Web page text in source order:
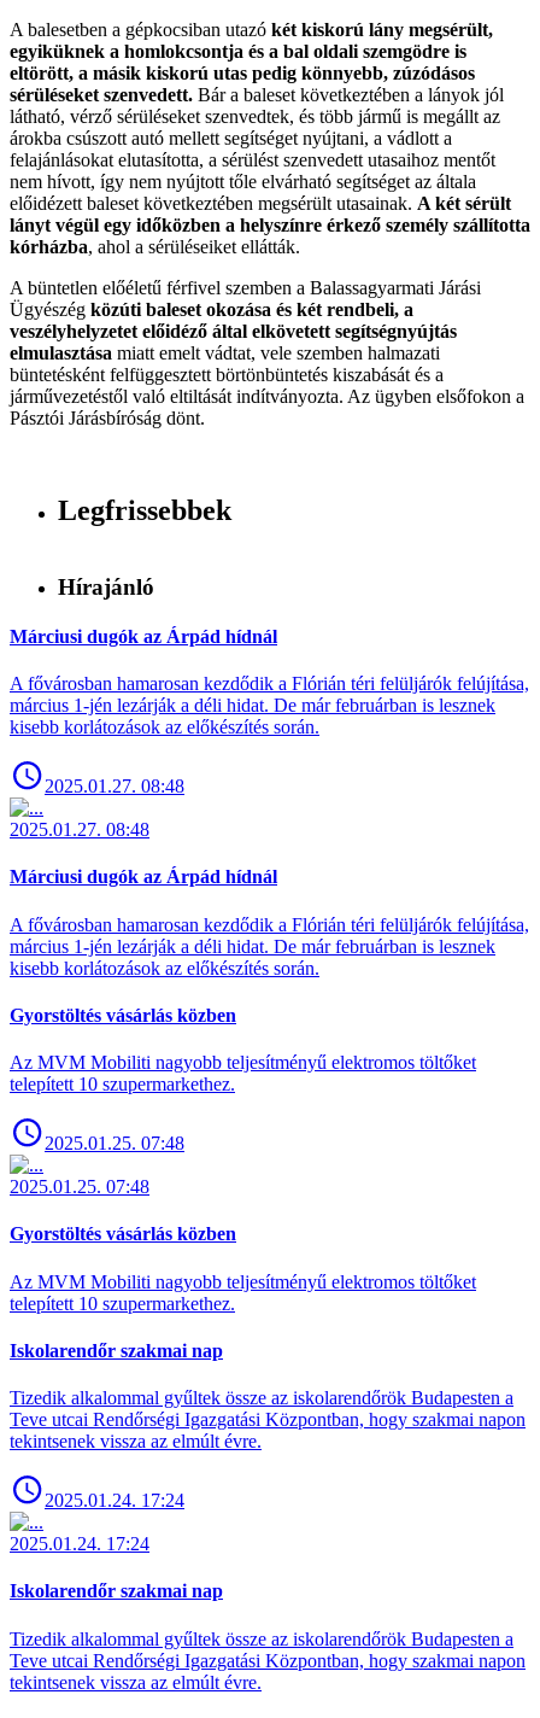
A balesetben a gépkocsiban utazó két kiskorú lány megsérült,
egyiküknek a homlokcsontja és a bal oldali szemgödre is
eltörött, a másik kiskorú utas pedig könnyebb, zúzódásos
sérüléseket szenvedett. Bár a baleset következtében a lányok jól
látható, vérző sérüléseket szenvedtek, és több jármű is megállt az
árokba csúszott autó mellett segítséget nyújtani, a vádlott a
felajánlásokat elutasította, a sérülést szenvedett utasaihoz mentőt
nem hívott, így nem nyújtott tőle elvárható segítséget az általa
előidézett baleset következtében megsérült utasainak. A két sérült
lányt végül egy időközben a helyszínre érkező személy szállította
kórházba, ahol a sérüléseiket ellátták.
A büntetlen előéletű férfivel szemben a Balassagyarmati Járási
Ügyészég közúti baleset okozása és két rendbeli, a
veszélyhelyzetet előidéző által elkövetett segítségnyújtás
elmulasztása miatt emelt vádtat, vele szemben halmazati
büntetésként felfüggesztett börtönbüntetés kiszabását és a
járművezetéstől való eltiltását indítványozta. Az ügyben elsőfokon a
Pásztói Járásbíróság dönt.
Legfrissebbek
Hírajánló
Márciusi dugók az Árpád hídnál
A fővárosban hamarosan kezdődik a Flórián téri felüljárók felújítása,
március 1-jén lezárják a déli hidat. De már februárban is lesznek
kisebb korlátozások az előkészítés során.
2025.01.27. 08:48
2025.01.27. 08:48
Márciusi dugók az Árpád hídnál
A fővárosban hamarosan kezdődik a Flórián téri felüljárók felújítása,
március 1-jén lezárják a déli hidat. De már februárban is lesznek
kisebb korlátozások az előkészítés során.
Gyorstöltés vásárlás közben
Az MVM Mobiliti nagyobb teljesítményű elektromos töltőket
telepített 10 szupermarkethez.
2025.01.25. 07:48
2025.01.25. 07:48
Gyorstöltés vásárlás közben
Az MVM Mobiliti nagyobb teljesítményű elektromos töltőket
telepített 10 szupermarkethez.
Iskolarendőr szakmai nap
Tizedik alkalommal gyűltek össze az iskolarendőrök Budapesten a
Teve utcai Rendőrségi Igazgatási Központban, hogy szakmai napon
tekintsenek vissza az elmúlt évre.
2025.01.24. 17:24
2025.01.24. 17:24
Iskolarendőr szakmai nap
Tizedik alkalommal gyűltek össze az iskolarendőrök Budapesten a
Teve utcai Rendőrségi Igazgatási Központban, hogy szakmai napon
tekintsenek vissza az elmúlt évre.